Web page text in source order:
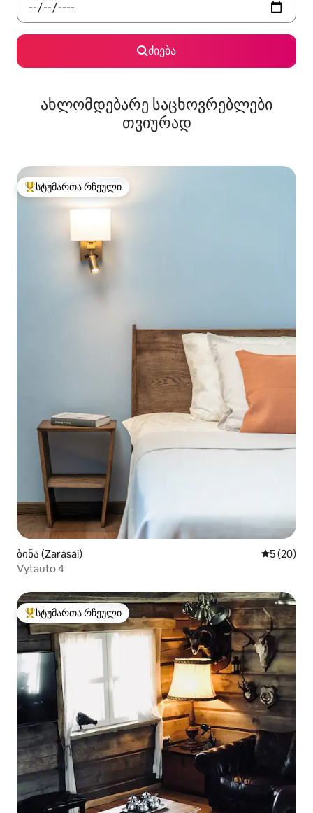
ძიება
ახლომდებარე საცხოვრებლები
თვიურად
სტუმართა რჩეული მოწინავე ვარიანტი
სტუმართა რჩეული
ბინა (Zarasai) საშუალო
5 (20)
Vytauto 4
სტუმართა რჩეული მოწინავე ვარიანტი
სტუმართა რჩეული